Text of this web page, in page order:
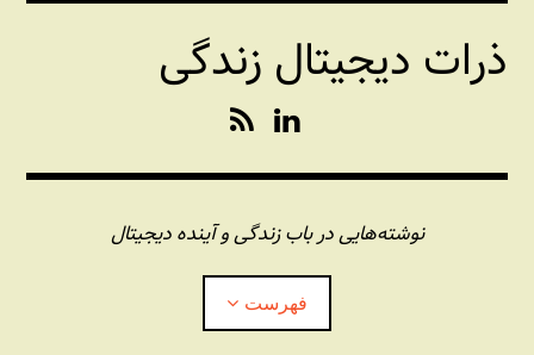
رفتن
محتواذرات دیجیتال زندگی
n
k
e
d
I
n
S
نوشته‌هایی در باب زندگی و آینده دیجیتال
فهرست